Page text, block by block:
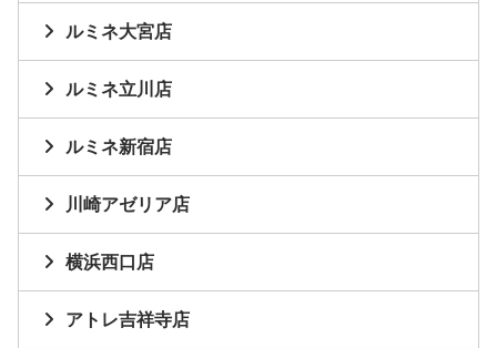
ルミネ大宮店
ルミネ立川店
ルミネ新宿店
川崎アゼリア店
横浜西口店
アトレ吉祥寺店